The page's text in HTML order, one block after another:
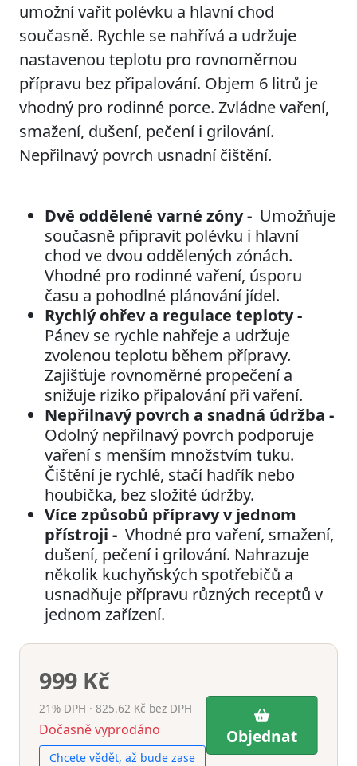
umožní vařit polévku a hlavní chod
současně. Rychle se nahřívá a udržuje
nastavenou teplotu pro rovnoměrnou
přípravu bez připalování. Objem 6 litrů je
vhodný pro rodinné porce. Zvládne vaření,
smažení, dušení, pečení i grilování.
Nepřilnavý povrch usnadní čištění.
Dvě oddělené varné zóny - Umožňuje
současně připravit polévku i hlavní
chod ve dvou oddělených zónách.
Vhodné pro rodinné vaření, úsporu
času a pohodlné plánování jídel.
Rychlý ohřev a regulace teploty -
Pánev se rychle nahřeje a udržuje
zvolenou teplotu během přípravy.
Zajišťuje rovnoměrné propečení a
snižuje riziko připalování při vaření.
Nepřilnavý povrch a snadná údržba -
Odolný nepřilnavý povrch podporuje
vaření s menším množstvím tuku.
Čištění je rychlé, stačí hadřík nebo
houbička, bez složité údržby.
Více způsobů přípravy v jednom
přístroji - Vhodné pro vaření, smažení,
dušení, pečení i grilování. Nahrazuje
několik kuchyňských spotřebičů a
usnadňuje přípravu různých receptů v
jednom zařízení.
999 Kč
21% DPH · 825.62 Kč bez DPH
Dočasně vyprodáno
Chcete vědět, až bude zase
Objednat